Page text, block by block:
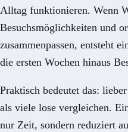
Alltag funktionieren. Wenn
Besuchsmöglichkeiten und
zusammenpassen, entsteht
die ersten Wochen hinaus
Praktisch bedeutet das:
als viele lose vergleichen.
nur Zeit, sondern reduziert